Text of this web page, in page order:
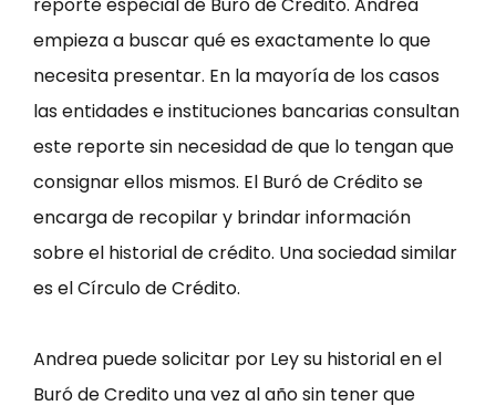
empieza a buscar qué es exactamente lo que
necesita presentar. En la mayoría de los casos
las entidades e instituciones bancarias consultan
este reporte sin necesidad de que lo tengan que
consignar ellos mismos. El Buró de Crédito se
encarga de recopilar y brindar información
sobre el historial de crédito. Una sociedad similar
es el Círculo de Crédito.
Andrea puede solicitar por Ley su historial en el
Buró de Credito una vez al año sin tener que